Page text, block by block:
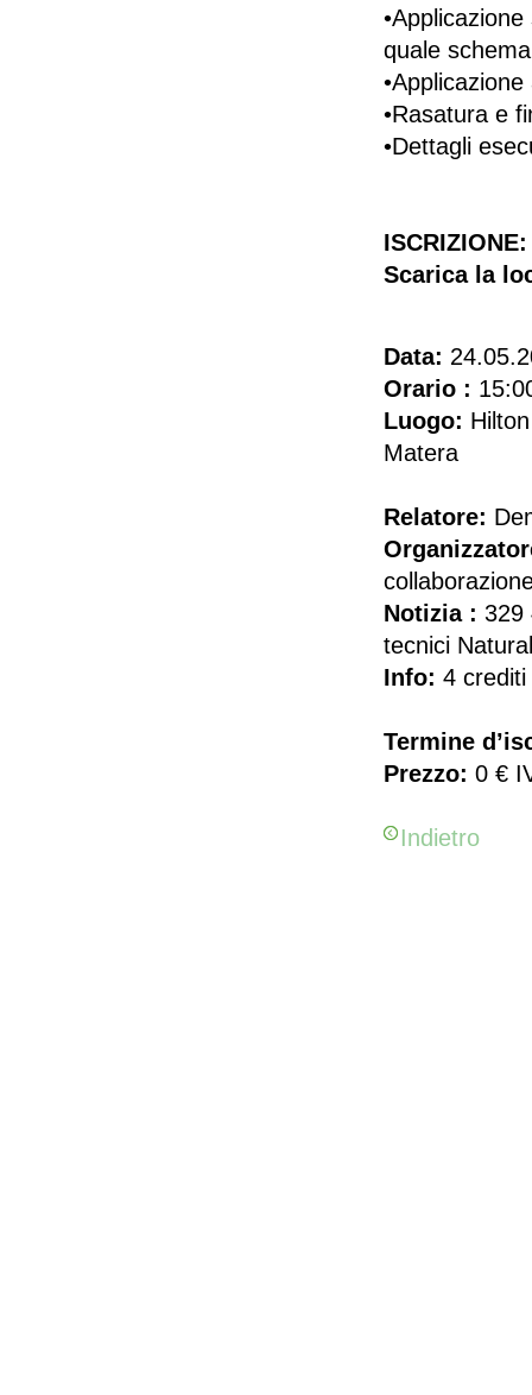
quale
•Rasatura e
•Dettagli
ISCRIZIONE:
Scarica la
Data:
Orario :
Luogo:
Matera
Relatore:
Notizia : 329
tecnici
Info: 4
Termine
Prezzo: 0 €
Indietro